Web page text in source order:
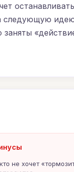
не хочет